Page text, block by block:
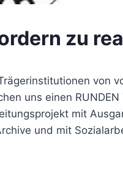
zu
von
uns einen
mit
und mit